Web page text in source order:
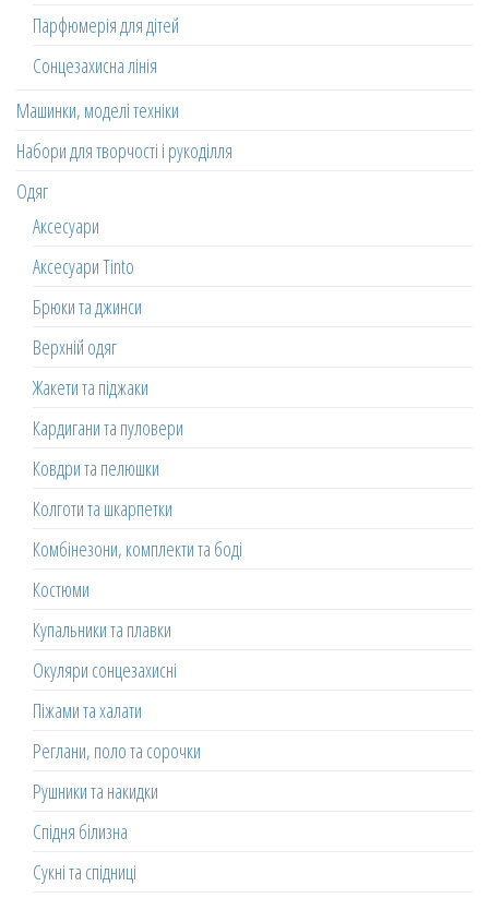
Парфюмерія для дітей
Сонцезахисна лінія
Машинки, моделі техніки
Набори для творчості і рукоділля
Одяг
Аксесуари
Аксесуари Tinto
Брюки та джинси
Верхній одяг
Жакети та піджаки
Кардигани та пуловери
Ковдри та пелюшки
Колготи та шкарпетки
Комбінезони, комплекти та боді
Костюми
Купальники та плавки
Окуляри сонцезахисні
Піжами та халати
Реглани, поло та сорочки
Рушники та накидки
Спідня білизна
Сукні та спідниці